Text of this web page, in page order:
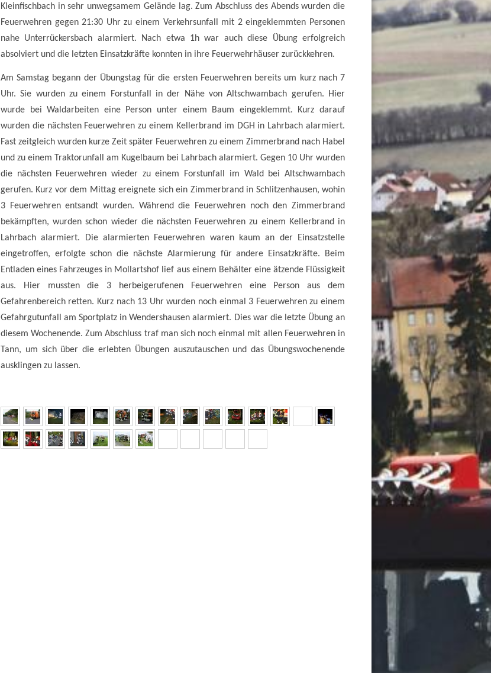
Kleinfischbach in sehr unwegsamem Gelände lag. Zum Abschluss des Abends wurden die
Feuerwehren gegen 21:30 Uhr zu einem Verkehrsunfall mit 2 eingeklemmten Personen
nahe Unterrückersbach alarmiert. Nach etwa 1h war auch diese Übung erfolgreich
absolviert und die letzten Einsatzkräfte konnten in ihre Feuerwehrhäuser zurückkehren.
Am Samstag begann der Übungstag für die ersten Feuerwehren bereits um kurz nach 7
Uhr. Sie wurden zu einem Forstunfall in der Nähe von Altschwambach gerufen. Hier
wurde bei Waldarbeiten eine Person unter einem Baum eingeklemmt. Kurz darauf
wurden die nächsten Feuerwehren zu einem Kellerbrand im DGH in Lahrbach alarmiert.
Fast zeitgleich wurden kurze Zeit später Feuerwehren zu einem Zimmerbrand nach Habel
und zu einem Traktorunfall am Kugelbaum bei Lahrbach alarmiert. Gegen 10 Uhr wurden
die nächsten Feuerwehren wieder zu einem Forstunfall im Wald bei Altschwambach
gerufen. Kurz vor dem Mittag ereignete sich ein Zimmerbrand in Schlitzenhausen, wohin
3 Feuerwehren entsandt wurden. Während die Feuerwehren noch den Zimmerbrand
bekämpften, wurden schon wieder die nächsten Feuerwehren zu einem Kellerbrand in
Lahrbach alarmiert. Die alarmierten Feuerwehren waren kaum an der Einsatzstelle
eingetroffen, erfolgte schon die nächste Alarmierung für andere Einsatzkräfte. Beim
Entladen eines Fahrzeuges in Mollartshof lief aus einem Behälter eine ätzende Flüssigkeit
aus. Hier mussten die 3 herbeigerufenen Feuerwehren eine Person aus dem
Gefahrenbereich retten. Kurz nach 13 Uhr wurden noch einmal 3 Feuerwehren zu einem
Gefahrgutunfall am Sportplatz in Wendershausen alarmiert. Dies war die letzte Übung an
diesem Wochenende. Zum Abschluss traf man sich noch einmal mit allen Feuerwehren in
Tann, um sich über die erlebten Übungen auszutauschen und das Übungswochenende
ausklingen zu lassen.